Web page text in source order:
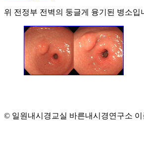
위 전정부 전벽의 둥글게 융기된 병소입
© 일원내시경교실 바른내시경연구소 이